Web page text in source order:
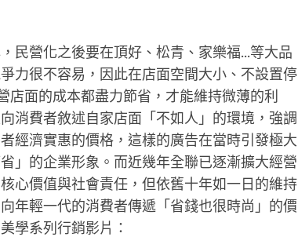
民營化之後要在頂好、松青、家樂福...等大品
力很不容易，因此在店面空間大小、不設置停
店面的成本都盡力節省，才能維持微薄的利
消費者敘述自家店面「不如人」的環境，強調
經濟實惠的價格，這樣的廣告在當時引發極大
」的企業形象。而近幾年全聯已逐漸擴大經營
心價值與社會責任，但依舊十年如一日的維持
年輕一代的消費者傳遞「省錢也很時尚」的價
學系列行銷影片：